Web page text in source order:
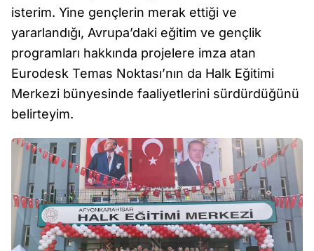
isterim. Yine gençlerin merak ettiği ve
yararlandığı, Avrupa’daki eğitim ve gençlik
programları hakkında projelere imza atan
Eurodesk Temas Noktası’nın da Halk Eğitimi
Merkezi bünyesinde faaliyetlerini sürdürdüğünü
belirteyim.